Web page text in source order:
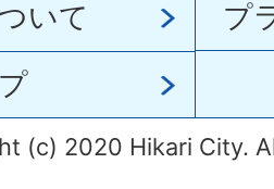
いて
プ
(c) 2020 Hikari City.